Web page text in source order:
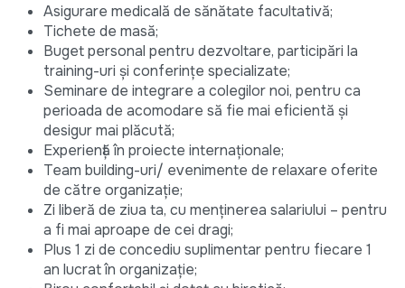
Asigurare medicală de sănătate facultativă;
Tichete de masă;
Buget personal pentru dezvoltare, participări la
training-uri și conferințe specializate;
Seminare de integrare a colegilor noi, pentru ca
perioada de acomodare să fie mai eficientă și
desigur mai plăcută;
Experiență în proiecte internaționale;
Team building-uri/ evenimente de relaxare oferite
de către organizație;
Zi liberă de ziua ta, cu menținerea salariului – pentru
a fi mai aproape de cei dragi;
Plus 1 zi de concediu suplimentar pentru fiecare 1
an lucrat în organizație;